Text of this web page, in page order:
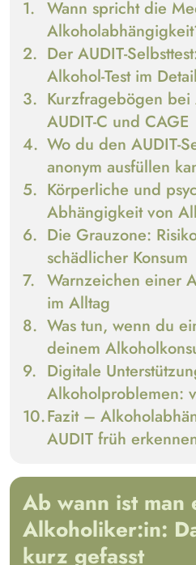
Wann spricht die
Alkoholabhängigkeit
Der AUDIT-
Alkohol-Test im Detail
Kurzfragebögen
AUDIT-C und CAGE
Wo du den AUDIT-
anonym ausfüllen
Körperliche und
Abhängigkeit von
Die Grauzone:
schädlicher Konsum
Warnzeichen einer
im Alltag
Was tun, wenn du
deinem
Digitale
Alkoholproblemen:
Fazit –
AUDIT früh
Ab wann ist man
Alkoholiker:in:
kurz gefasst